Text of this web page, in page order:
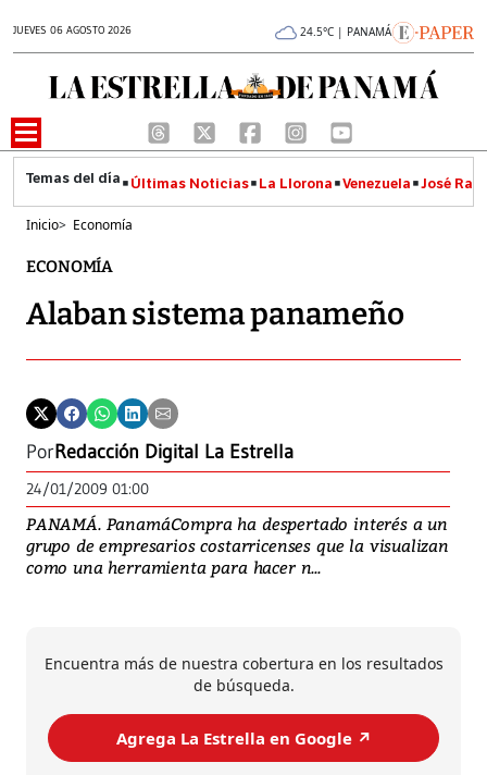
JUEVES 06 AGOSTO 2026 24.5°C | PANAMÁ
Últimas Noticias La Llorona Venezuela José
Inicio> Economía
ECONOMÍA
Alaban sistema panameño
PorRedacción Digital La Estrella
24/01/2009 01:00
PANAMÁ. PanamáCompra ha despertado interés a un
grupo de empresarios costarricenses que la visualizan
como una herramienta para hacer n...
Encuentra más de nuestra cobertura en los resultados
de búsqueda.
Agrega La Estrella en Google ↗️